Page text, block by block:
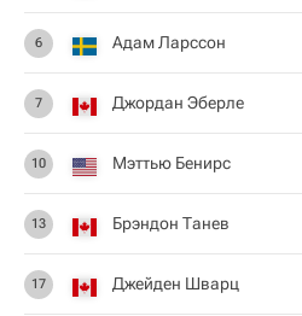
6 Адам Ларссон
7 Джордан Эберле
10 Мэттью Бенирс
13 Брэндон Танев
17 Джейден Шварц